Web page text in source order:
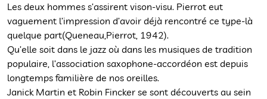
Les deux hommes s’assirent vison-visu. Pierrot eut
vaguement l’impression d’avoir déjà rencontré ce type-là
quelque part(Queneau,Pierrot, 1942).
Qu’elle soit dans le jazz où dans les musiques de tradition
populaire, l’association saxophone-accordéon est depuis
longtemps familière de nos oreilles.
Janick Martin et Robin Fincker se sont découverts au sein